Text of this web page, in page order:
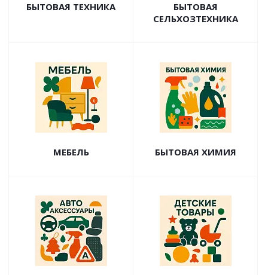
БЫТОВАЯ ТЕХНИКА
БЫТОВАЯ
СЕЛЬХОЗТЕХНИКА
МЕБЕЛЬ БЫТОВАЯ ХИМИЯ